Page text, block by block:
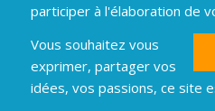
participer à l'élaboration de
Vous souhaitez vous
exprimer, partager vos
idées, vos passions, ce site